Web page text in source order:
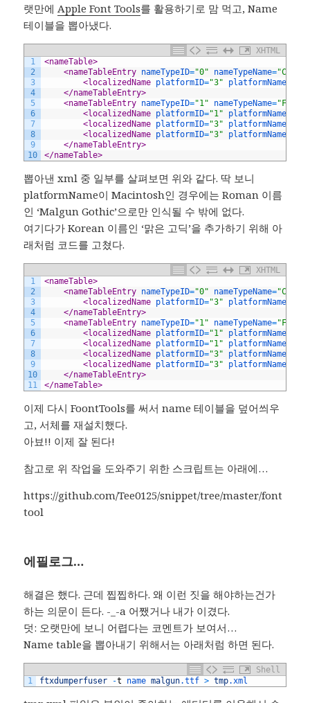
랫만에Apple Font Tools를 활용하기로 맘 먹고, Name
테이블을 뽑아냈다.
XHTML
1
2
3
4
5
6
7
8
9
10
<nameTable>
<nameTableEntry nameTypeID="0" nameTypeName=
<localizedName platformID="3" platformName
</nameTableEntry>
<nameTableEntry nameTypeID="1" nameTypeName=
<localizedName platformID="1" platformName
<localizedName platformID="3" platformName
<localizedName platformID="3" platformName
</nameTableEntry>
</nameTable>
뽑아낸 xml 중 일부를 살펴보면 위와 같다. 딱 보니
platformName이 Macintosh인 경우에는 Roman 이름
인 ‘Malgun Gothic’으로만 인식될 수 밖에 없다.
여기다가 Korean 이름인 ‘맑은 고딕’을 추가하기 위해 아
래처럼 코드를 고쳤다.
XHTML
1
2
3
4
5
6
7
8
9
10
11
<nameTable>
<nameTableEntry nameTypeID="0" nameTypeName=
<localizedName platformID="3" platformName
</nameTableEntry>
<nameTableEntry nameTypeID="1" nameTypeName=
<localizedName platformID="1" platformName
<localizedName platformID="1" platformName
<localizedName platformID="3" platformName
<localizedName platformID="3" platformName
</nameTableEntry>
</nameTable>
이제 다시 FoontTools를 써서 name 테이블을 덮어씌우
고, 서체를 재설치했다.
아뵤!! 이제 잘 된다!
참고로 위 작업을 도와주기 위한 스크립트는 아래에…
https://github.com/Tee0125/snippet/tree/master/font
tool
에필로그…
해결은 했다. 근데 찝찝하다. 왜 이런 짓을 해야하는건가
하는 의문이 든다. -_-a 어쨌거나 내가 이겼다.
덧: 오랫만에 보니 어렵다는 코멘트가 보여서…
Name table을 뽑아내기 위해서는 아래처럼 하면 된다.
Shell
1
ftxdumperfuser -t name malgun.ttf > tmp.xml